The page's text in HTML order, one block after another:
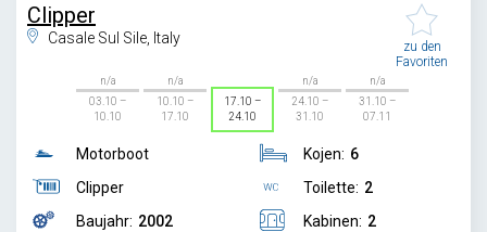
Clipper
Casale Sul Sile, Italy
zu den
Favoriten
n/a
03.10 –
10.10
n/a
10.10 –
17.10
17.10 –
24.10
n/a
24.10 –
31.10
n/a
31.10 –
07.11
Motorboot
Clipper
Baujahr: 2002
Kojen: 6
Toilette: 2
Kabinen: 2